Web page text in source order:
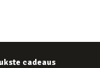
cadeaus